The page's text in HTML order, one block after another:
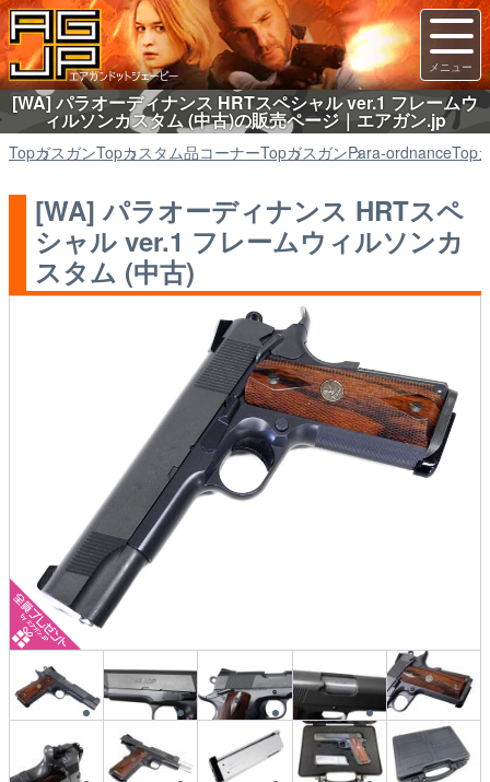
[WA] パラオーディナンス HRTスペシャル ver.1 フレームウ
ィルソンカスタム (中古)の販売ページ｜エアガン.jp
TopガスガンTopカスタム品コーナーTopガスガンPara-ordnanceTop
[WA] パラオーディナンス HRTスペ
シャル ver.1 フレームウィルソンカ
スタム (中古)